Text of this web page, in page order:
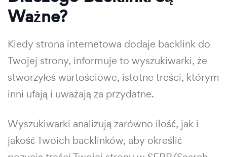
Ważne?
Kiedy strona internetowa dodaje backlink do
Twojej strony, informuje to wyszukiwarki, że
stworzyłeś wartościowe, istotne treści, którym
inni ufają i uważają za przydatne.
Wyszukiwarki analizują zarówno ilość, jak i
jakość Twoich backlinków, aby określić